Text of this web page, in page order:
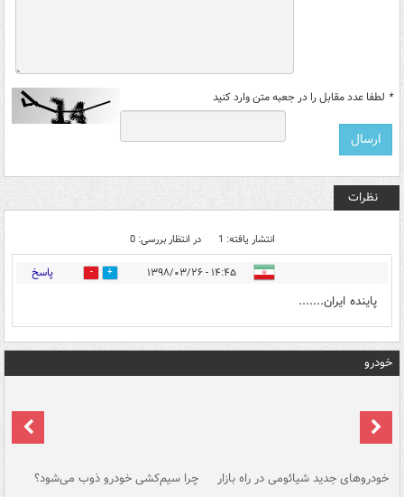
* لطفا عدد مقابل را در جعبه متن وارد کنید
نظرات
انتشار یافته: 1 در انتظار بررسی: 0
۱۴:۴۵ - ۱۳۹۸/۰۳/۲۶ 0 پاسخ
پاینده ایران.......
خودرو
خودروهای جدید شیائومی در راه بازار چرا سیم‌کشی خودرو ذوب می‌شود؟